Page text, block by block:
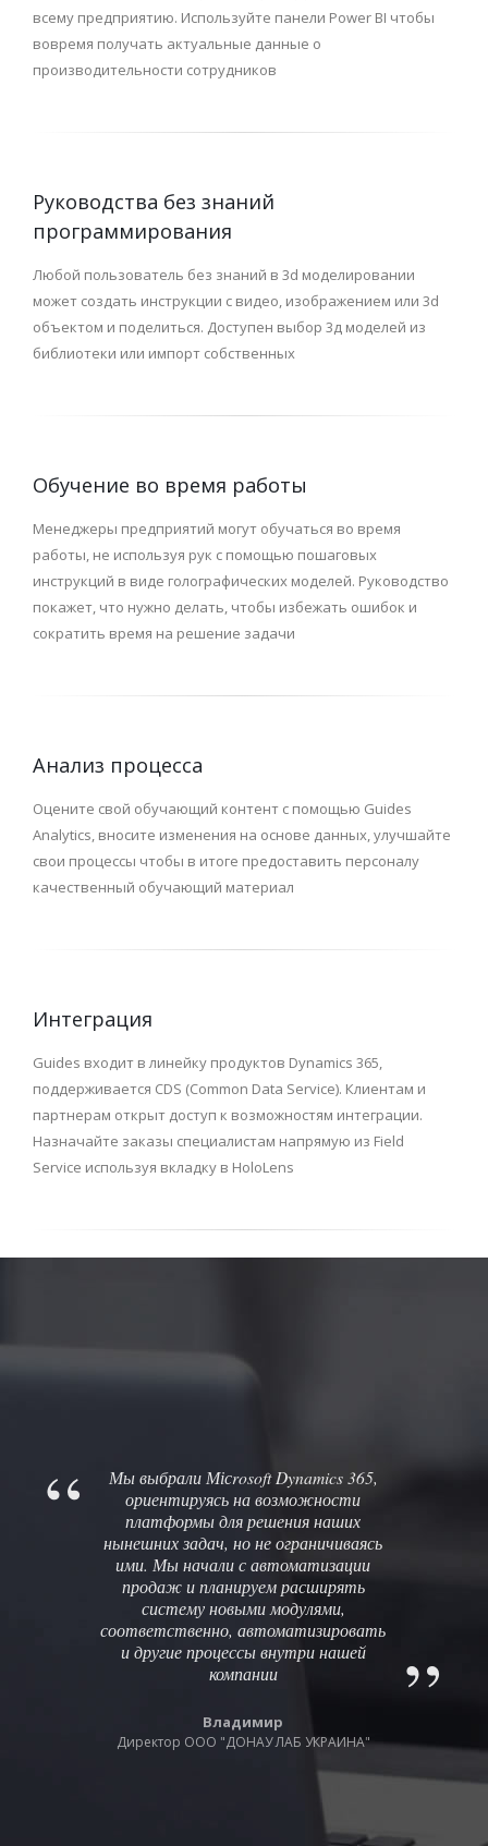
всему предприятию. Используйте панели Power BI чтобы
вовремя получать актуальные данные о
производительности сотрудников
Руководства без знаний
программирования
Любой пользователь без знаний в 3d моделировании
может создать инструкции с видео, изображением или 3d
объектом и поделиться. Доступен выбор 3д моделей из
библиотеки или импорт собственных
Обучение во время работы
Менеджеры предприятий могут обучаться во время
работы, не используя рук с помощью пошаговых
инструкций в виде голографических моделей. Руководство
покажет, что нужно делать, чтобы избежать ошибок и
сократить время на решение задачи
Анализ процесса
Оцените свой обучающий контент с помощью Guides
Analytics, вносите изменения на основе данных, улучшайте
свои процессы чтобы в итоге предоставить персоналу
качественный обучающий материал
Интеграция
Guides входит в линейку продуктов Dynamics 365,
поддерживается CDS (Common Data Service). Клиентам и
партнерам открыт доступ к возможностям интеграции.
Назначайте заказы специалистам напрямую из Field
Service используя вкладку в HoloLens
Мы выбрали Місrosoft Dynamics 365,
ориентируясь на возможности
платформы для решения наших
нынешних задач, но не ограничиваясь
ими. Мы начали с автоматизации
продаж и планируем расширять
систему новыми модулями,
соответственно, автоматизировать
и другие процессы внутри нашей
компании
Владимир
Директор ООО "ДОНАУ ЛАБ УКРАИНА"